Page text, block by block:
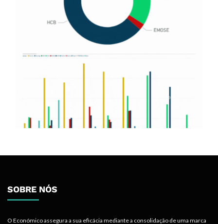
SOBRE NÓS
O Económico assegura a sua eficácia mediante a consolidação de uma marca